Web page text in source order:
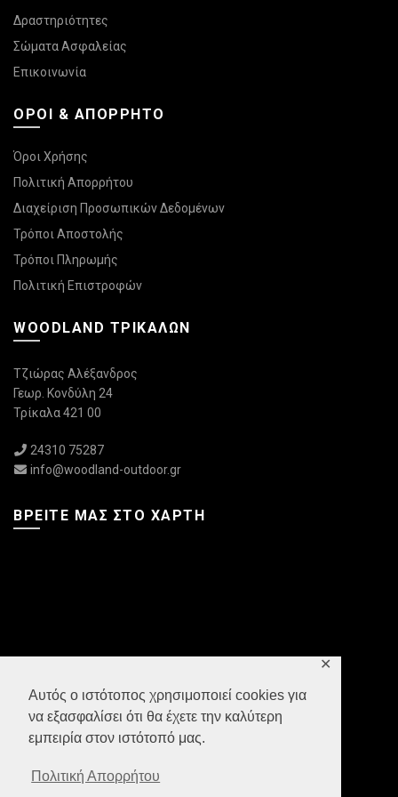
Αυτός ο ιστότοπος χρησιμοποιεί cookies για
να εξασφαλίσει ότι θα έχετε την καλύτερη
εμπειρία στον ιστότοπό μας.
Πολιτική Απορρήτου
✕
Δραστηριότητες
Σώματα Ασφαλείας
Επικοινωνία
ΌΡΟΙ & ΑΠΌΡΡΗΤΟ
Όροι Χρήσης
Πολιτική Απορρήτου
Διαχείριση Προσωπικών Δεδομένων
Τρόποι Αποστολής
Τρόποι Πληρωμής
Πολιτική Επιστροφών
WOODLAND ΤΡΙΚΆΛΩΝ
Τζιώρας Αλέξανδρος
Γεωρ. Κονδύλη 24
Τρίκαλα 421 00
24310 75287
info@woodland-outdoor.gr
ΒΡΕΊΤΕ ΜΑΣ ΣΤΟ ΧΆΡΤΗ